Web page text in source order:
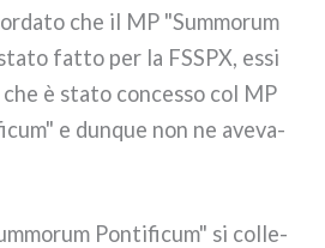
che il MP "Summorum
fat­to per la FSSPX, essi
è sta­to con­ces­so col MP
e dun­que non ne ave­va­
Pontificum" si col­le­